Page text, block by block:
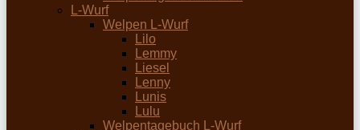
L-Wurf
Welpen L-Wurf
Lilo
Lemmy
Liesel
Lenny
Lunis
Lulu
Welpentagebuch L-Wurf